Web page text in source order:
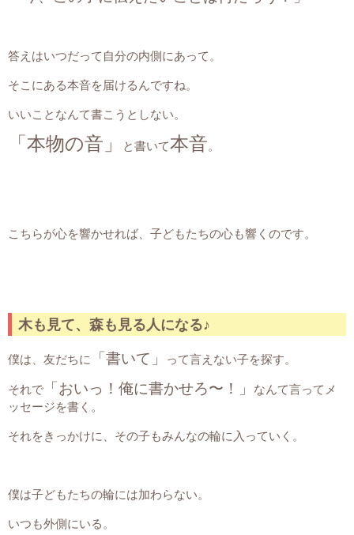
答えはいつだって自分の内側にあって。
そこにある本音を届けるんですね。
いいことなんて書こうとしない。
「本物の音」 と書いて本音。
こちらが心を響かせれば、子どもたちの心も響くのです。
木も見て、森も見る人になる♪
僕は、友だちに 「書いて」 って言えない子を探す。
それで 「おいっ！俺に書かせろ〜！」
なんて言ってメ
ッセージを書く。
それをきっかけに、その子もみんなの輪に入っていく。
僕は子どもたちの輪には加わらない。
いつも外側にいる。